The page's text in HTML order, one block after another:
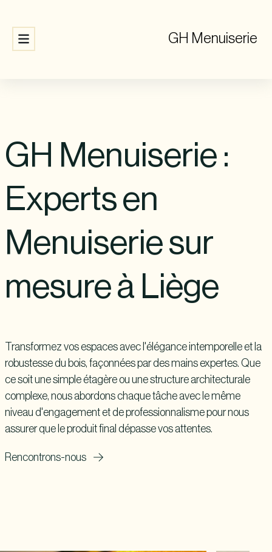
GH Menuiserie
GH Menuiserie :
Experts en
Menuiserie sur
mesure à Liège
Transformez vos espaces avec l'élégance intemporelle et la
robustesse du bois, façonnées par des mains expertes. Que
ce soit une simple étagère ou une structure architecturale
complexe, nous abordons chaque tâche avec le même
niveau d'engagement et de professionnalisme pour nous
assurer que le produit final dépasse vos attentes.
Rencontrons-nous